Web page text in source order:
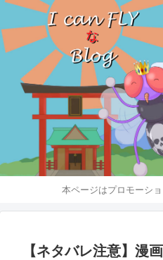
本ページはプロモーショ
【ネタバレ注意】漫